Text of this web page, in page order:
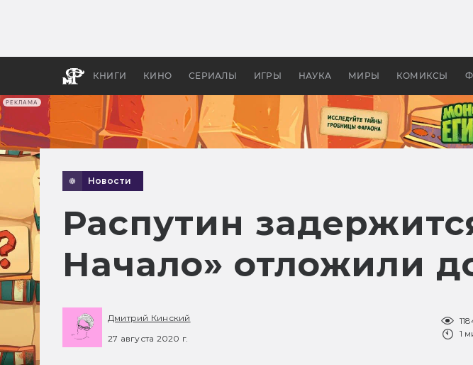
РЕКЛАМА
КНИГИ КИНО СЕРИАЛЫ ИГРЫ НАУКА МИРЫ КОМИКСЫ
бы «Властелина колец»
Новости
Распутин
Начало» отложили
Дмитрий Кинский
27 августа 2020 г.
1